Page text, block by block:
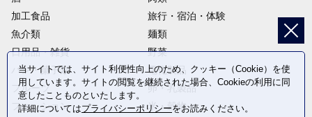
加工食品
旅行・宿泊・体験
魚介類
麺類
日用品・雑貨
野菜
パン・菓子類
電化製品
フルーツ
卵・乳製品
ファッション
米・穀物
当サイトでは、サイト利便性向上のため、クッキー（Cookie）を使
用しています。サイトの閲覧を継続された場合、Cookieの利用に同
意したことものといたします。
詳細についてはプライバシーポリシーをお読みください。